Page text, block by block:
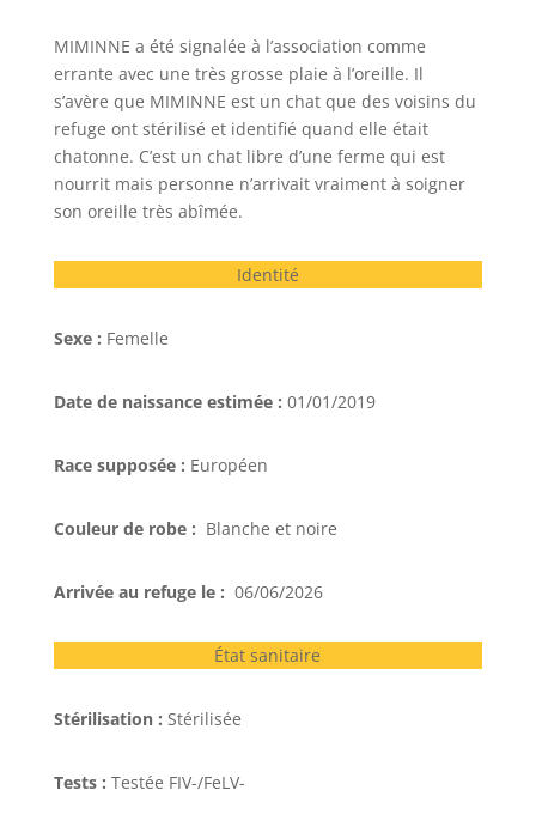
MIMINNE a été signalée à l’association comme
errante avec une très grosse plaie à l’oreille. Il
s’avère que MIMINNE est un chat que des voisins du
refuge ont stérilisé et identifié quand elle était
chatonne. C’est un chat libre d’une ferme qui est
nourrit mais personne n’arrivait vraiment à soigner
son oreille très abîmée.
Identité
Sexe : Femelle
Date de naissance estimée : 01/01/2019
Race supposée : Européen
Couleur de robe : Blanche et noire
Arrivée au refuge le : 06/06/2026
État sanitaire
Stérilisation : Stérilisée
Tests : Testée FIV-/FeLV-